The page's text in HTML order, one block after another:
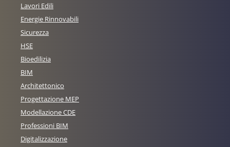
Lavori Edili
Energie Rinnovabili
Sicurezza
HSE
Bioedilizia
BIM
Architettonico
Progettazione MEP
Modellazione CDE
Professioni BIM
Digitalizzazione